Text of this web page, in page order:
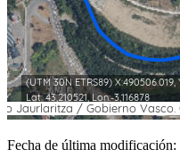
Fecha de última modificación: